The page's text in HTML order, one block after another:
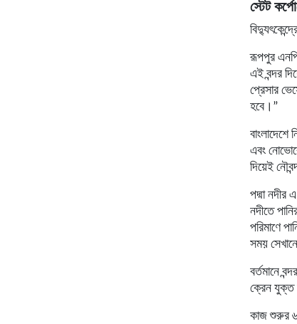
স্টেট
রূপপুর
এই বন্দর
প্রেসার
হবে।”
বাংলাদেশে
এবং
দিয়েই
পদ্মা নদীর
নদীতে
পরিমাণে
সময়
বর্তমানে
ক্রেন যুক্ত
কাজ শুরুর